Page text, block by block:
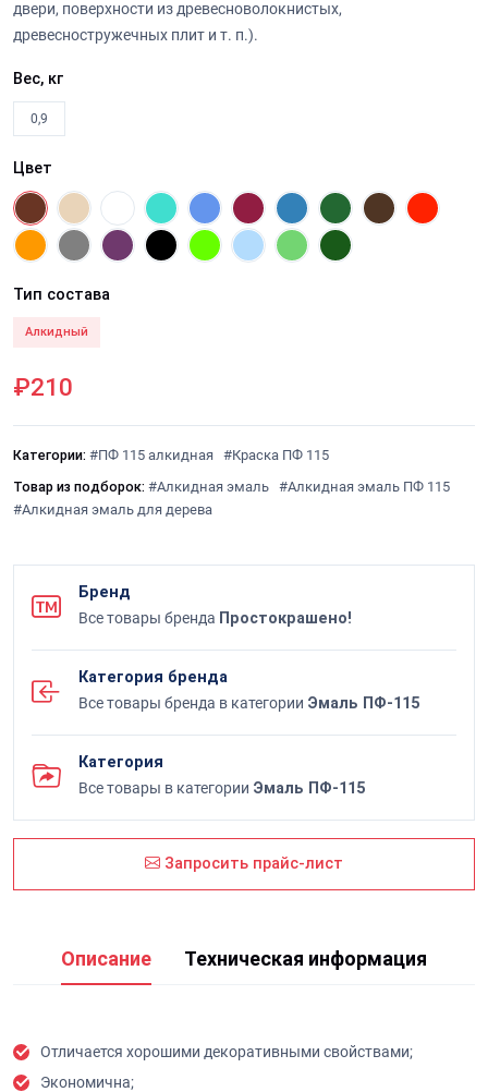
двери, поверхности из древесноволокнистых,
древесностружечных плит и т. п.).
Вес, кг
0,9
Цвет
Тип состава
Алкидный
₽210
Категории: #ПФ 115 алкидная #Краска ПФ 115
Товар из подборок: #Алкидная эмаль #Алкидная эмаль ПФ 115
#Алкидная эмаль для дерева
Бренд
Все товары бренда Простокрашено!
Категория бренда
Все товары бренда в категории Эмаль ПФ-115
Категория
Все товары в категории Эмаль ПФ-115
Запросить прайс-лист
Описание Техническая информация
Отличается хорошими декоративными свойствами;
Экономична;